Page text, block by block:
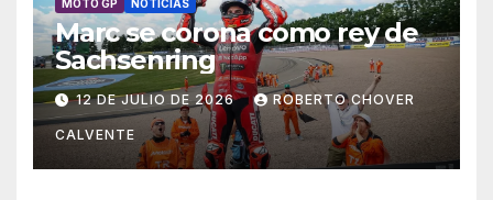
MOTO GP NOTICIAS
Marc se corona como rey de
Sachsenring
12 DE JULIO DE 2026 ROBERTO CHOVER
CALVENTE